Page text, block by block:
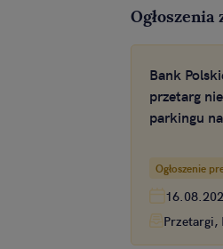
Bank
przetarg
parkingu
Ogłoszenie
Przetargi,